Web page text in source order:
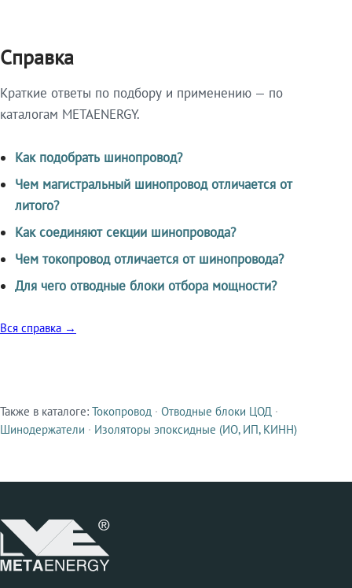
Справка
Краткие ответы по подбору и применению — по
каталогам METAENERGY.
Как подобрать шинопровод?
Чем магистральный шинопровод отличается от
литого?
Как соединяют секции шинопровода?
Чем токопровод отличается от шинопровода?
Для чего отводные блоки отбора мощности?
Вся справка →
Смежные продукты
Также в каталоге: Токопровод · Отводные блоки ЦОД ·
Шинодержатели · Изоляторы эпоксидные (ИО, ИП, КИНН)